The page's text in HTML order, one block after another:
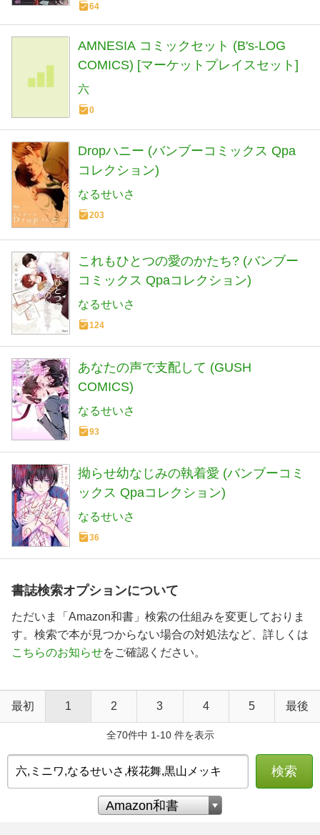
64
AMNESIA コミックセット (B's-LOG
COMICS) [マーケットプレイスセット]
六
0
Dropハニー (バンブーコミックス Qpa
コレクション)
なるせいさ
203
これもひとつの愛のかたち? (バンブー
コミックス Qpaコレクション)
なるせいさ
124
あなたの声で支配して (GUSH
COMICS)
なるせいさ
93
拗らせ幼なじみの執着愛 (バンブーコミ
ックス Qpaコレクション)
なるせいさ
36
書誌検索オプションについて
ただいま「Amazon和書」検索の仕組みを変更しておりま
す。検索で本が見つからない場合の対処法など、詳しくは
こちらのお知らせをご確認ください。
最初 1 2 3 4 5 最後
全70件中 1-10 件を表示
検索